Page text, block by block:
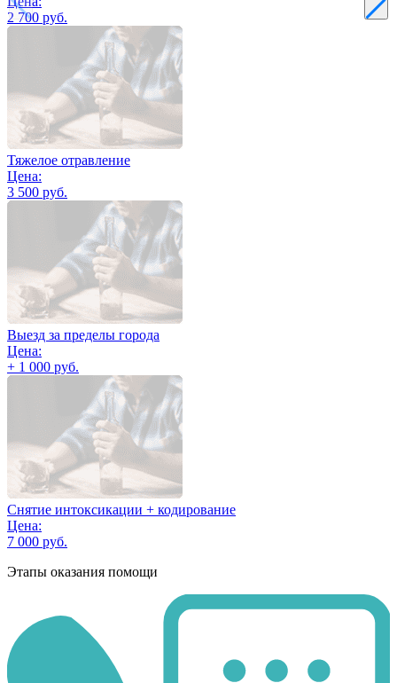
2 700 руб.
Тяжелое отравление
Цена:
3 500 руб.
Выезд за пределы города
Цена:
+ 1 000 руб.
Снятие интоксикации + кодирование
Цена:
7 000 руб.
Этапы оказания помощи